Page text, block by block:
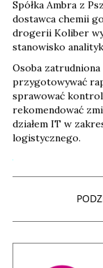
Spółka Ambra z
dostawca chemii
drogerii Koliber
stanowisko
Osoba zatrudniona
przygotowywać
sprawować
rekomendować
działem IT w
logistycznego.